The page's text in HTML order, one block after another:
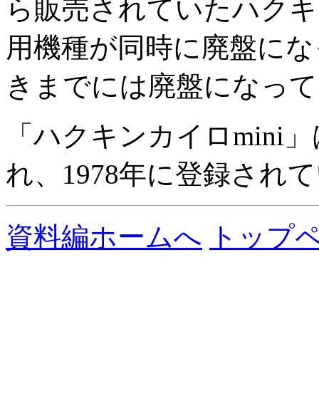
ら販売されていたハク
用機種が同時に廃盤に
きまでには廃盤になっ
「ハクキンカイロmini
れ、1978年に登録され
資料編ホームへ トップ